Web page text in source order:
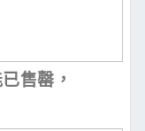
售罄，